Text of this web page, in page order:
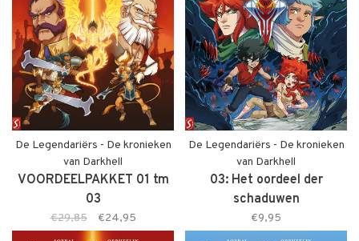
De Legendariërs - De kronieken
van Darkhell
VOORDEELPAKKET 01 tm
03
€29,85 €24,95
De Legendariërs - De kronieken
van Darkhell
03: Het oordeel der
schaduwen
€9,95